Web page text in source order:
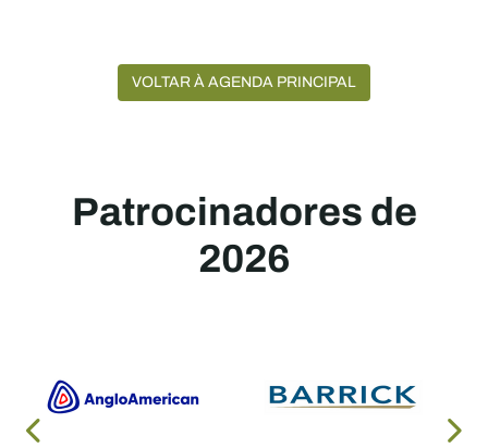
VOLTAR À AGENDA PRINCIPAL
Patrocinadores de
2026